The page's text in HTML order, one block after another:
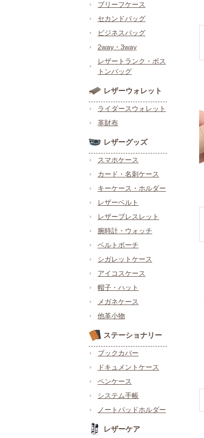
ブリーフケース
セカンドバッグ
ビジネスバッグ
2way・3way
レザートランク・ボス
トンバッグ
レザーウォレット
ライダースウォレット
革財布
レザーグッズ
スマホケース
カード・名刺ケース
キーケース・ホルダー
レザーベルト
レザーブレスレット
腕時計・ウォッチ
ベルトポーチ
シガレットケース
アイコスケース
帽子・ハット
メガネケース
他革小物
ステーショナリー
ブックカバー
ドキュメントケース
ペンケース
システム手帳
ノートパッドホルダー
レザーケア